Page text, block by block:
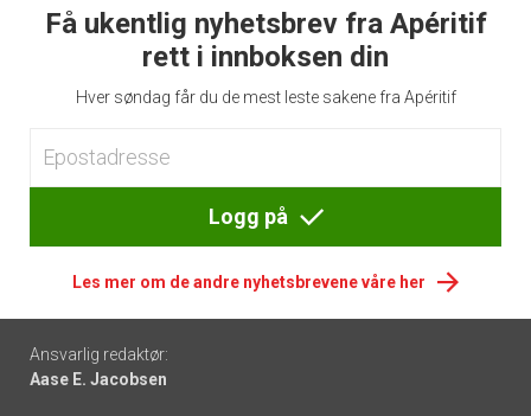
Få ukentlig nyhetsbrev fra Apéritif
rett i innboksen din
Hver søndag får du de mest leste sakene fra Apéritif
Logg på
Les mer om de andre nyhetsbrevene våre her
Footer
-
Ansvarlig redaktør:
Aase E. Jacobsen